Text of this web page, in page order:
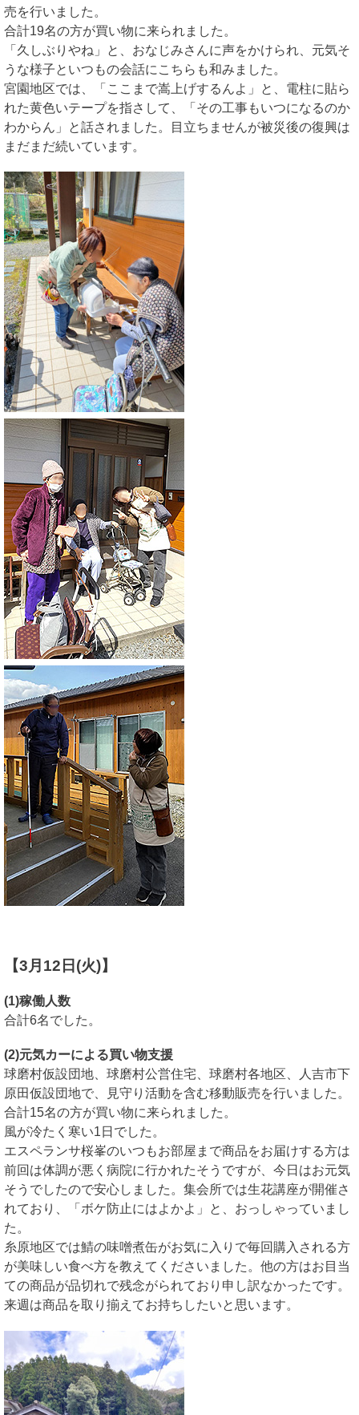
売を行いました。
合計19名の方が買い物に来られました。
「久しぶりやね」と、おなじみさんに声をかけられ、元気そ
うな様子といつもの会話にこちらも和みました。
宮園地区では、「ここまで嵩上げするんよ」と、電柱に貼ら
れた黄色いテープを指さして、「その工事もいつになるのか
わからん」と話されました。目立ちませんが被災後の復興は
まだまだ続いています。
【3月12日(火)】
(1)稼働人数
合計6名でした。
(2)元気カーによる買い物支援
球磨村仮設団地、球磨村公営住宅、球磨村各地区、人吉市下
原田仮設団地で、見守り活動を含む移動販売を行いました。
合計15名の方が買い物に来られました。
風が冷たく寒い1日でした。
エスペランサ桜峯のいつもお部屋まで商品をお届けする方は
前回は体調が悪く病院に行かれたそうですが、今日はお元気
そうでしたので安心しました。集会所では生花講座が開催さ
れており、「ボケ防止にはよかよ」と、おっしゃっていまし
た。
糸原地区では鯖の味噌煮缶がお気に入りで毎回購入される方
が美味しい食べ方を教えてくださいました。他の方はお目当
ての商品が品切れで残念がられており申し訳なかったです。
来週は商品を取り揃えてお持ちしたいと思います。